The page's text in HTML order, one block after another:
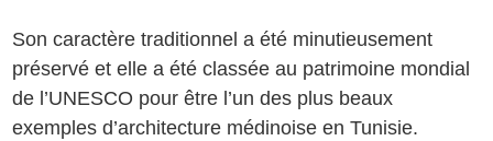
Son caractère traditionnel a été minutieusement
préservé et elle a été classée au patrimoine mondial
de l’UNESCO pour être l’un des plus beaux
exemples d’architecture médinoise en Tunisie.